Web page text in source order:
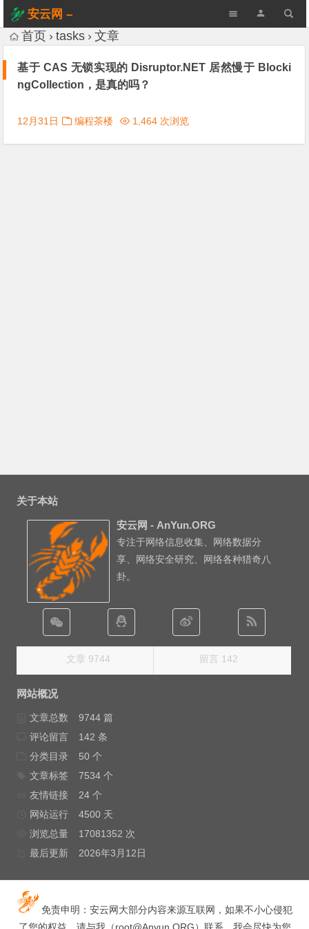
安云网 –
AnYun.ORG
首页 tasks 文章
基于 CAS 无锁实现的 Disruptor.NET 居然慢于 Blocki
ngCollection，是真的吗？
12月31日 编程茶楼 1,464 次浏览
关于本站
安云网 - AnYun.ORG
专注于网络信息收集、网络数据分
享、网络安全研究、网络各种猎奇八
卦。
文章 9744 留言 142
网站概况
文章总数
9744 篇
评论留言
142 条
分类目录
50 个
文章标签
7534 个
友情链接
24 个
网站运行
4500 天
浏览总量
17081352 次
最后更新
2026年3月12日
免责申明：安云网大部分内容来源互联网，如果不小心侵犯